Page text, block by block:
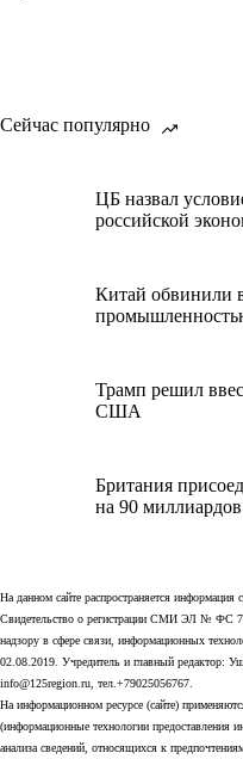
Сейчас популярно
ЦБ назвал
российской
Китай обвинили
Трамп решил
США
Британия
на 90
На данном сайте распространяется информация
Свидетельство о регистрации СМИ ЭЛ № ФС
надзору в сфере связи, информационных
02.08.2019. Учредитель и главный редактор:
info@125region.ru, тел.+79025056767.
На информационном ресурсе (сайте)
(информационные технологии предоставления
анализа сведений, относящихся к